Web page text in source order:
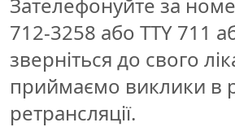
712-3258 або TTY 711
зверніться до свого
приймаємо виклики в
ретрансляції.